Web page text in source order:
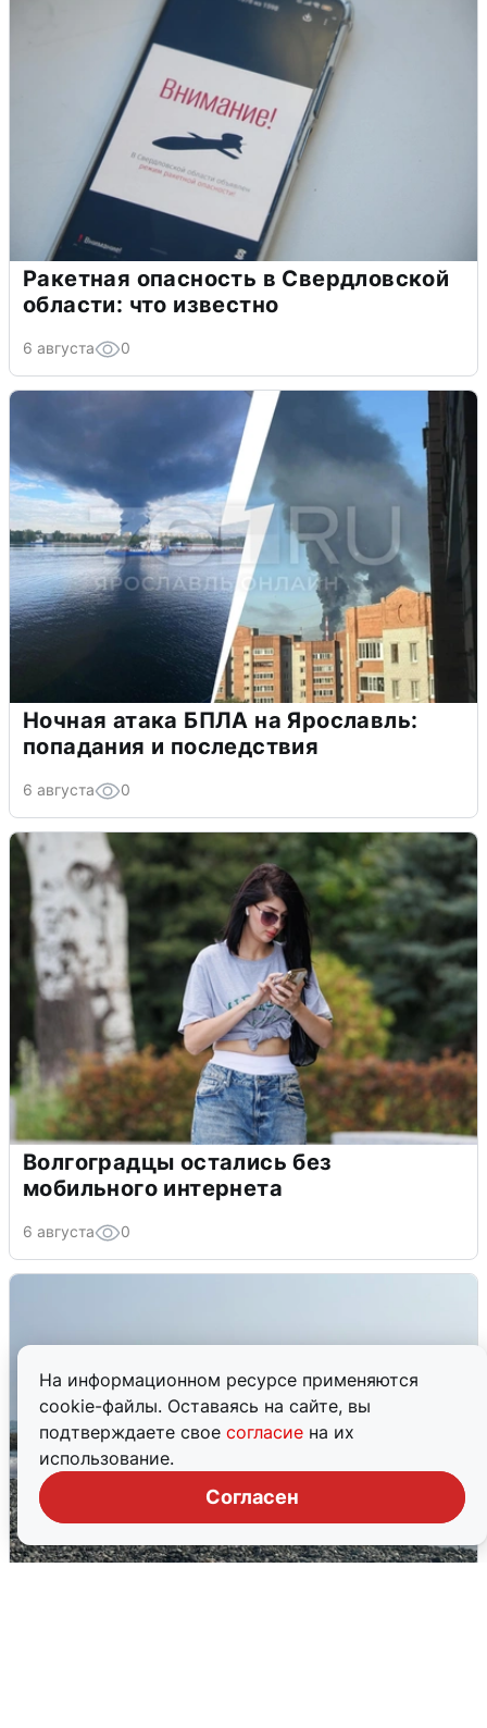
На информационном ресурсе применяются
cookie-файлы. Оставаясь на сайте, вы
подтверждаете свое согласие на их
использование.
Согласен
Ракетная опасность в Свердловской
области: что известно
6 августа 0
Ночная атака БПЛА на Ярославль:
попадания и последствия
6 августа 0
Волгоградцы остались без
мобильного интернета
6 августа 0